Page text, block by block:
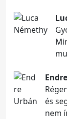
és
nem